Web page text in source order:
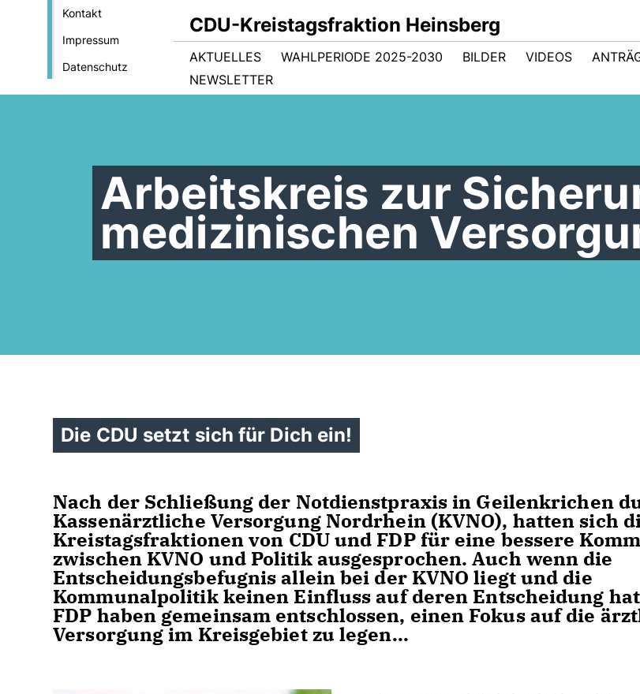
Kontakt
Impressum
Datenschutz
CDU-Kreistagsfraktion Heinsberg
AKTUELLES WAHLPERIODE 2025-2030 BILDER VIDEOS
NEWSLETTER
Arbeitskreis zur
medizinischen
Die CDU setzt sich für Dich ein!
Nach der Schließung der Notdienstpraxis in Geilenkrichen
Kassenärztliche Versorgung Nordrhein (KVNO), hatten sich
Kreistagsfraktionen von CDU und FDP für eine bessere
zwischen KVNO und Politik ausgesprochen. Auch wenn die
Entscheidungsbefugnis allein bei der KVNO liegt und die
Kommunalpolitik keinen Einfluss auf deren Entscheidung
FDP haben gemeinsam entschlossen, einen Fokus auf die
Versorgung im Kreisgebiet zu legen...